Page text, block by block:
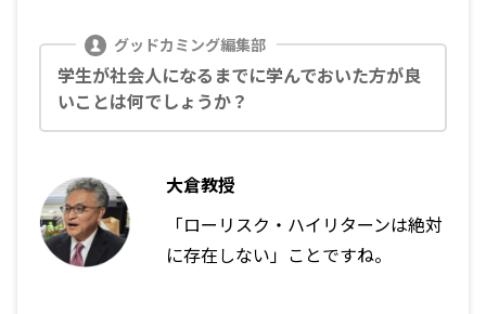
学生が社会人になるまでに学んでおいた方が良
いことは何でしょうか？
大倉教授
「ローリスク・ハイリターンは絶対
に存在しない」ことですね。